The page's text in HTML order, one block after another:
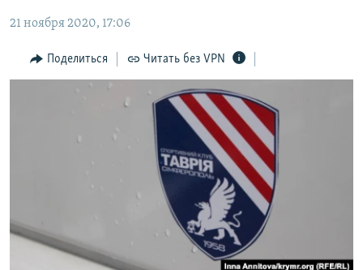
Вернутся
поиску
ИНТЕРАКТИВ
ИНФОГРАФИКА
ТЕЛЕПРОЕКТ КРЫМ.РЕАЛИИ
СОВЕТЫ ПРАВОЗАЩИТНИКОВ
ELIFBE
УКРАИНСКАЯ ПРОБЛЕМА КРЫМА
РАДІО СВОБОДА
КАК ОБОЙТИ БЛОКИРОВКУ
21 ноября 2020, 17:06
Поделиться Читать без VPN